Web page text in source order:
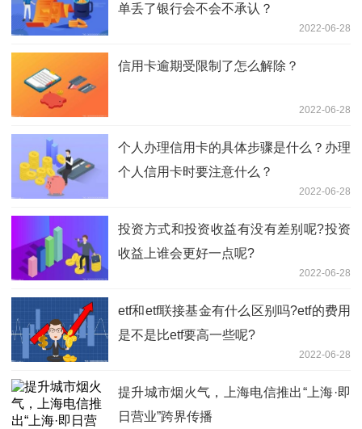
单丢了银行会不会不承认？
2022-06-28
信用卡逾期受限制了怎么解除？
2022-06-28
个人办理信用卡的具体步骤是什么？办理
个人信用卡时要注意什么？
2022-06-28
投资方式和投资收益有没有差别呢?投资
收益上谁会更好一点呢?
2022-06-28
etf和etf联接基金有什么区别吗?etf的费用
是不是比etf要高一些呢?
2022-06-28
提升城市烟火气，上海电信推出“上海·即
日营业”跨界传播